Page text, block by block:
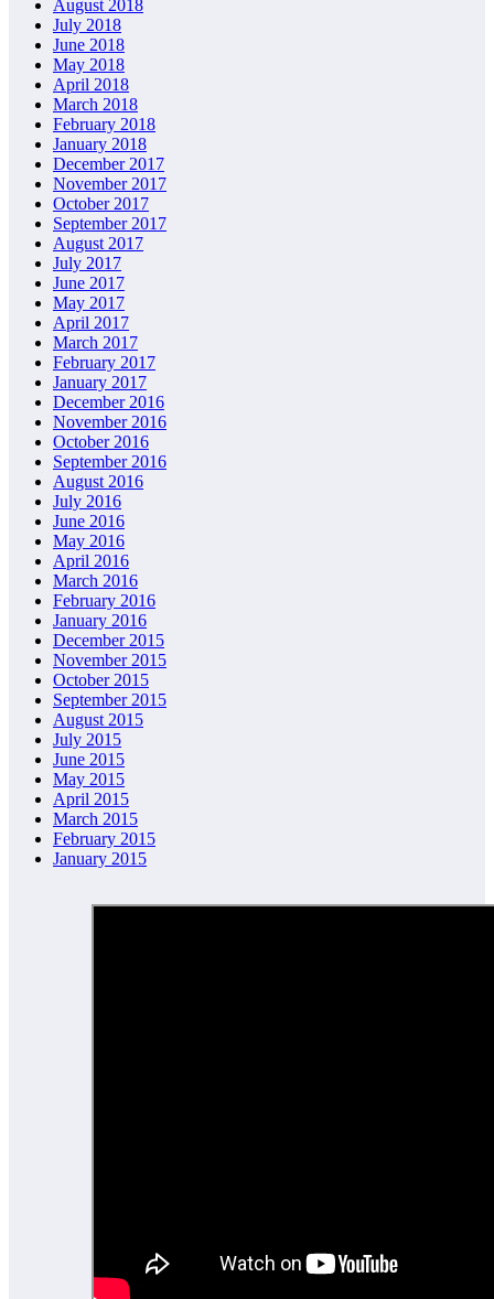
August 2018
July 2018
June 2018
May 2018
April 2018
March 2018
February 2018
January 2018
December 2017
November 2017
October 2017
September 2017
August 2017
July 2017
June 2017
May 2017
April 2017
March 2017
February 2017
January 2017
December 2016
November 2016
October 2016
September 2016
August 2016
July 2016
June 2016
May 2016
April 2016
March 2016
February 2016
January 2016
December 2015
November 2015
October 2015
September 2015
August 2015
July 2015
June 2015
May 2015
April 2015
March 2015
February 2015
January 2015